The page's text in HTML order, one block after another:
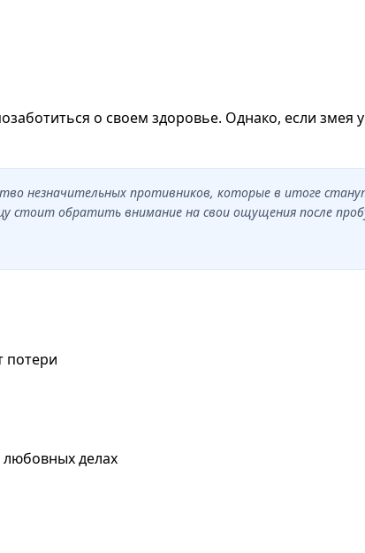
о своем здоровье. Однако, если змея
незначительных противников, которые в итоге
стоит обратить внимание на свои ощущения после
потери
делах